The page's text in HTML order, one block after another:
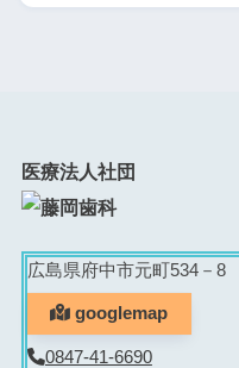
医療法人社団
広島県府中市元町534－8
googlemap
0847-41-6690